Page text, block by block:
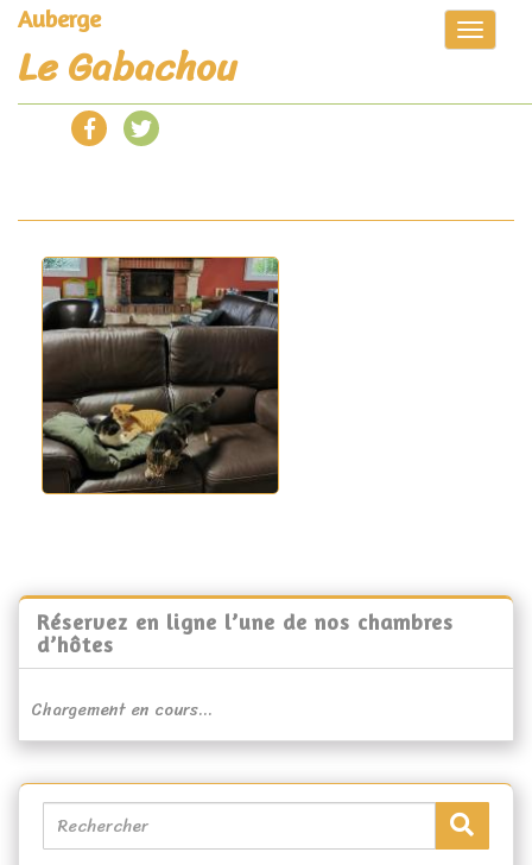
Toggle
Auberge
Le Gabachou
Réservez en ligne l’une de nos chambres
d’hôtes
Chargement en cours...